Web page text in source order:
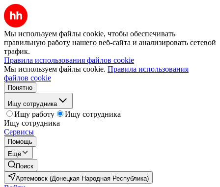
Мы используем файлы cookie, чтобы обеспечивать
правильную работу нашего веб-сайта и анализировать сетевой
трафик.
Правила использования файлов cookie
Мы используем файлы cookie. Правила использования
файлов cookie
Понятно
Ищу сотрудника
Ищу работу
Ищу сотрудника
Ищу сотрудника
Сервисы
Помощь
Ещё
Поиск
Артемовск (Донецкая Народная Республика)